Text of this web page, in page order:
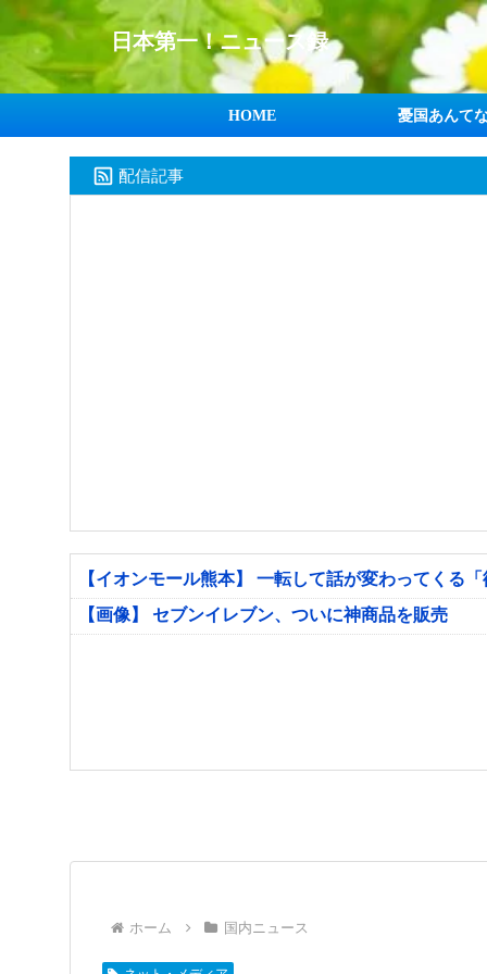
日本第一！ニュース録
HOME 憂国あんて
配信記事
【イオンモール熊本】 一転して話が変わってくる
【画像】 セブンイレブン、ついに神商品を販売
ホーム 国内ニュース